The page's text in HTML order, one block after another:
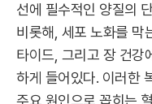
선에 필수적인 양질의
비롯해, 세포 노화를 막
타이드, 그리고 장 건강
하게 들어있다. 이러한
주요 원인으로 꼽히는